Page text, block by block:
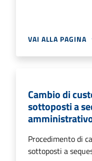
VAI ALLA PAGINA
Cambio di
sottoposti a
Procedimento di
sottoposti a